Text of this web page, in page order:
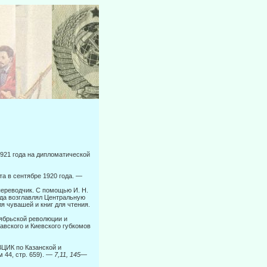
года на дипломатической
в сен­тябре 1920 года. —
С помощью И. Н.
возглавлял Центральную
чувашей и книг для чтения.
революции и
и Киевского губкомов
по Казанской и
44, стр. 659). — 7,11, 145—